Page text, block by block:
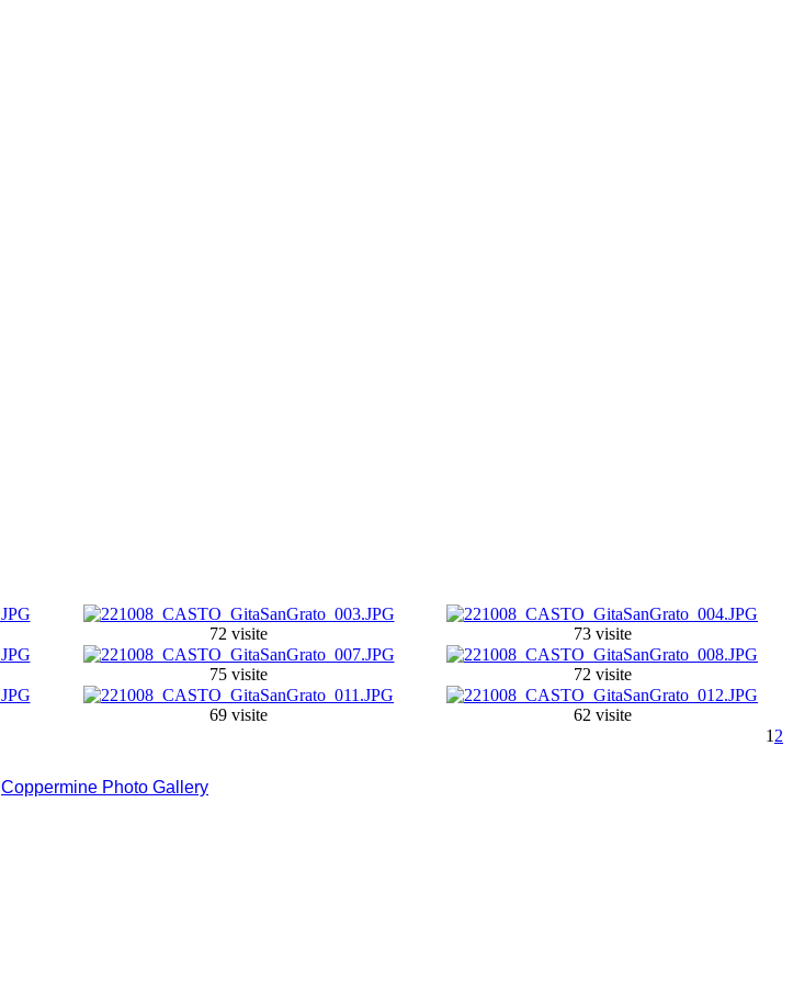
72 visite 73 visite
75 visite 72 visite
69 visite
62 visite
1 2
Coppermine Photo Gallery